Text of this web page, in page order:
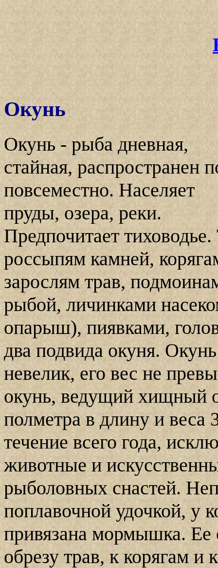
Окунь
Окунь - рыба дневная,
стайная, распространен
повсеместно. Населяет
пруды, озера, реки.
Предпочитает
россыпям камней,
зарослям трав,
рыбой, личинками
опарыш), пиявками,
два подвида окуня.
невелик, его вес не
окунь, ведущий хищный
полметра в длину и веса
течение всего года,
животные и
рыболовных снастей.
поплавочной удочкой, у
привязана мормышка. Ее
обрезу трав, к корягам и